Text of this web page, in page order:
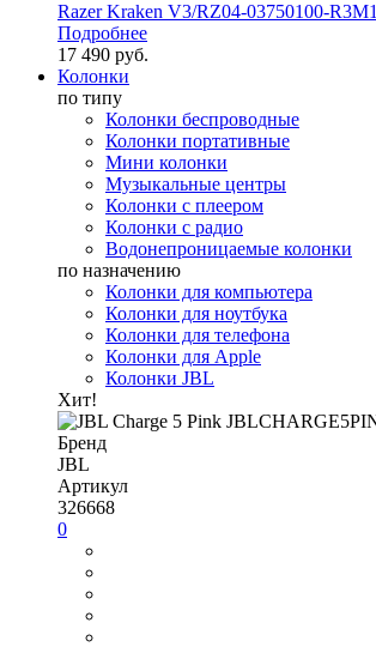
Razer Kraken V3/RZ04-03750100-R3M1
Подробнее
17 490 руб.
Колонки
по типу
Колонки беспроводные
Колонки портативные
Мини колонки
Музыкальные центры
Колонки с плеером
Колонки с радио
Водонепроницаемые колонки
по назначению
Колонки для компьютера
Колонки для ноутбука
Колонки для телефона
Колонки для Apple
Колонки JBL
Хит!
Бренд
JBL
Артикул
326668
0